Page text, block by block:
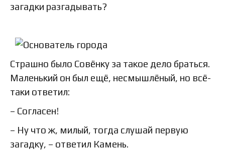
загадки разгадывать?
Страшно было Совёнку за такое дело браться.
Маленький он был ещё, несмышлёный, но всё-
таки ответил:
– Согласен!
– Ну что ж, милый, тогда слушай первую
загадку, – ответил Камень.